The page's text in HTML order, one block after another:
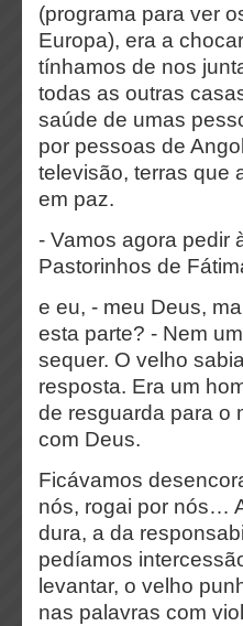
(programa para ver
Europa), era a
tínhamos de nos
todas as outras
saúde de umas
por pessoas de
televisão, terras que
em paz.
- Vamos agora pedir
Pastorinhos de
e eu, - meu Deus,
esta parte? - Nem
sequer. O velho
resposta. Era um
de resguarda para o
com Deus.
Ficávamos
nós, rogai por nós…
dura, a da
pedíamos
levantar, o velho
nas palavras com